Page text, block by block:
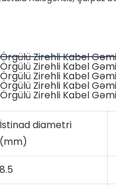
İstinad diametri
(mm)
8.5